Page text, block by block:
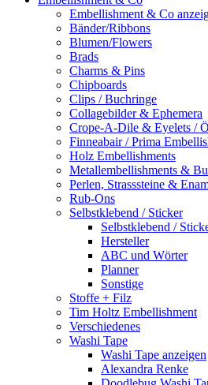
Embellishment & Co
Bänder/Ribbons
Blumen/Flowers
Brads
Charms & Pins
Chipboards
Clips / Buchringe
Collagebilder & Ephemera
Crope-A-Dile & Eyelets /
Finneabair / Prima
Holz Embellishments
Metallembellishments &
Perlen, Strasssteine &
Rub-Ons
Selbstklebend / Sticker
Selbstklebend /
Hersteller
ABC und Wörter
Planner
Sonstige
Stoffe + Filz
Tim Holtz Embellishment
Verschiedenes
Washi Tape
Washi Tape anzeigen
Alexandra Renke